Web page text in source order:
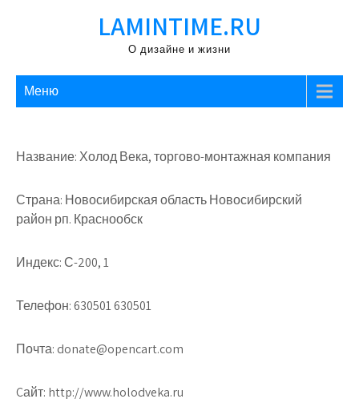
LAMINTIME.RU
О дизайне и жизни
Меню
Название: Холод Века, торгово-монтажная компания
Страна: Новосибирская область Новосибирский
район рп. Краснообск
Индекс: С-200, 1
Телефон: 630501 630501
Почта: donate@opencart.com
Cайт: http://www.holodveka.ru